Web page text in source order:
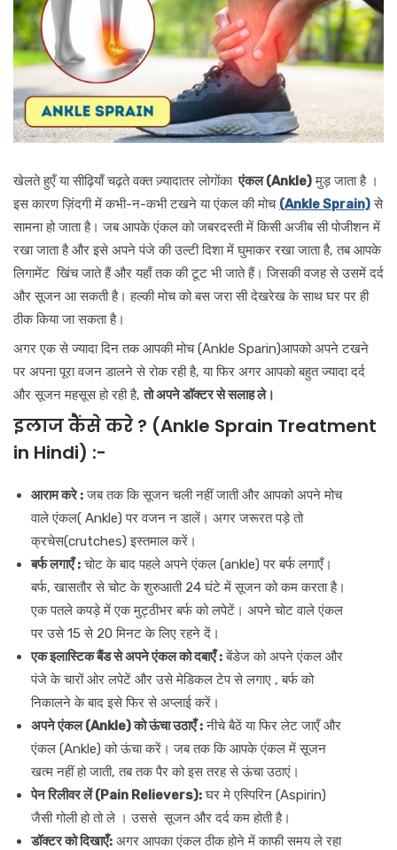
खेलते हुएँ या सीढ़ियाँ चढ़ते वक्त ज़्यादातर लोगोंका एंकल (Ankle)मुड़ जाता है ।
इस कारण ज़िंदगी में कभी-न-कभी टखने या एंकल की मोच (Ankle Sprain)से
सामना हो जाता है। जब आपके एंकल को जबरदस्ती में किसी अजीब सी पोजीशन में
रखा जाता है और इसे अपने पंजे की उल्टी दिशा में घुमाकर रखा जाता है, तब आपके
लिगामेंट खिंच जाते हैं और यहाँ तक की टूट भी जाते हैं। जिसकी वजह से उसमें दर्द
और सूजन आ सकती है। हल्की मोच को बस जरा सी देखरेख के साथ घर पर ही
ठीक किया जा सकता है।
अगर एक से ज्यादा दिन तक आपकी मोच (Ankle Sparin)आपको अपने टखने
पर अपना पूरा वजन डालने से रोक रही है, या फिर अगर आपको बहुत ज्यादा दर्द
और सूजन महसूस हो रही है,तो अपने डॉक्टर से सलाह ले।
इलाज कैंसे करे ? (Ankle Sprain Treatment
in Hindi) :-
आराम करे :जब तक कि सूजन चली नहीं जाती और आपको अपने मोच
वाले एंकल( Ankle) पर वजन न डालें। अगर जरूरत पड़े तो
क्रचेस(crutches) इस्तमाल करें।
बर्फ लगाएँ :चोट के बाद पहले अपने एंकल (ankle) पर बर्फ लगाएँ।
बर्फ, खासतौर से चोट के शुरुआती 24 घंटे में सूजन को कम करता है।
एक पतले कपड़े में एक मुट्ठीभर बर्फ को लपेटें। अपने चोट वाले एंकल
पर उसे 15 से 20 मिनट के लिए रहने दें।
एक इलास्टिक बैंड से अपने एंकल को दबाएँ :बेंडेज को अपने एंकल और
पंजे के चारों ओर लपेटें और उसे मेडिकल टेप से लगाए , बर्फ को
निकालने के बाद इसे फिर से अप्लाई करें।
अपने एंकल (Ankle) को ऊंचा उठाएँ :नीचे बैठें या फिर लेट जाएँ और
एंकल (Ankle) को ऊंचा करें। जब तक कि आपके एंकल में सूजन
खत्म नहीं हो जाती, तब तक पैर को इस तरह से ऊंचा उठाएं।
पेन रिलीवर लें (Pain Relievers):घर मे एस्पिरिन (Aspirin)
जैसी गोली हो तो ले । उससे सूजन और दर्द कम होती है।
डॉक्टर को दिखाएँ: अगर आपका एंकल ठीक होने में काफी समय ले रहा